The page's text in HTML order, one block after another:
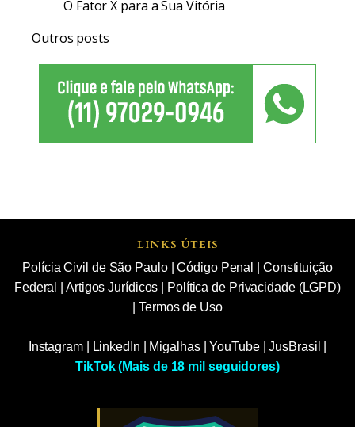
O Fator X para a Sua Vitória
Outros posts
LINKS ÚTEIS
Polícia Civil de São Paulo|Código Penal
Constituição
Federal
Artigos Jurídicos
Política de Privacidade (LGPD)
|Termos de Uso
Instagram| LinkedIn Migalhas|YouTube|JusBrasil
TikTok (Mais de 18 mil seguidores)